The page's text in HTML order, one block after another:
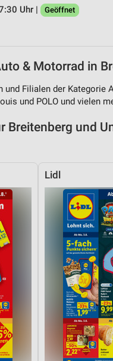
Uhr |
Geöffnet
& Motorrad in
und Filialen der
und POLO und vielen
Breitenberg und
Lidl